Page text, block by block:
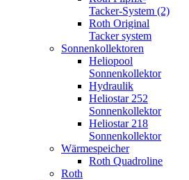
Tacker-System (2)
Roth Original
Tacker system
Sonnenkollektoren
Heliopool
Sonnenkollektor
Hydraulik
Heliostar 252
Sonnenkollektor
Heliostar 218
Sonnenkollektor
Wärmespeicher
Roth Quadroline
Roth